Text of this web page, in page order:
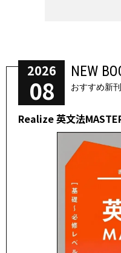
2026
08
NEW
おすすめ新刊
Realize 英文法